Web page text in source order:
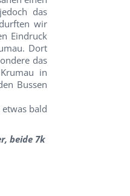
das
wir
Eindruck
Dort
das
in
Bussen
bald
beide 7k